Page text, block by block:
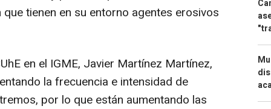
tienen en su entorno agentes erosivos
en el IGME, Javier Martínez Martínez,
la frecuencia e intensidad de
por lo que están aumentando las